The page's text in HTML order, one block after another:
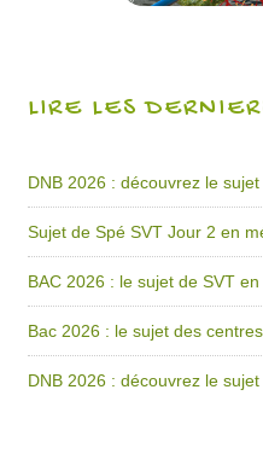
LIRE LES
DNB 2026 : découvrez le
Sujet de Spé SVT Jour 2 en
BAC 2026 : le sujet de SVT
Bac 2026 : le sujet des
DNB 2026 : découvrez le